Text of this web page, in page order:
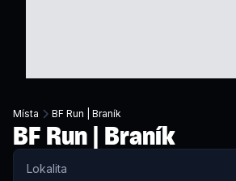
Místa BF Run | Braník
BF Run | Braník
Lokalita